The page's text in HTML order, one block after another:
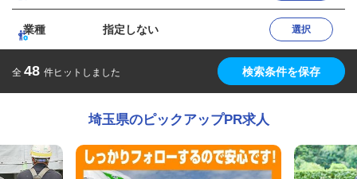
業種 指定しない 選択
全 48 件ヒットしました 検索条件を保存
埼玉県のピックアップPR求人